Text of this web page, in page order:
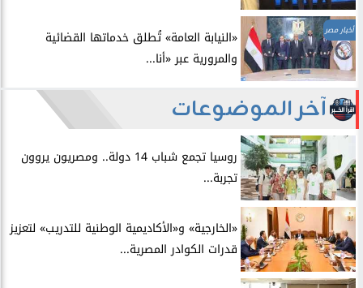
أخبار مصر
​«النيابة العامة» تُطلق خدماتها القضائية
والمرورية عبر «أنا...
آخر الموضوعات
روسيا تجمع شباب 14 دولة.. ومصريون يروون
تجربة...
​«الخارجية» و«الأكاديمية الوطنية للتدريب» لتعزيز
قدرات الكوادر المصرية...